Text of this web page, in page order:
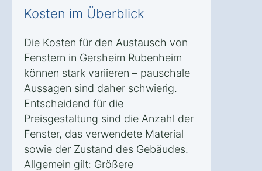
Kosten im Überblick
Die Kosten für den Austausch von
Fenstern in Gersheim Rubenheim
können stark variieren – pauschale
Aussagen sind daher schwierig.
Entscheidend für die
Preisgestaltung sind die Anzahl der
Fenster, das verwendete Material
sowie der Zustand des Gebäudes.
Allgemein gilt: Größere